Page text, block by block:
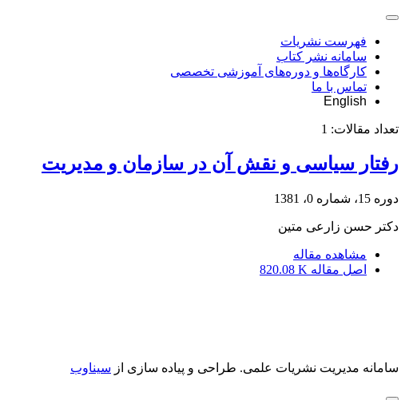
فهرست نشریات
سامانه نشر کتاب
کارگاه‌ها و دوره‌های آموزشی تخصصی
تماس با ما
English
تعداد مقالات: 1
رفتار سیاسی و نقش آن در سازمان و مدیریت
دوره 15، شماره 0، 1381
دکتر حسن زارعی متین
مشاهده مقاله
اصل مقاله 820.08 K
سامانه مدیریت نشریات علمی. طراحی و پیاده سازی از سیناوب